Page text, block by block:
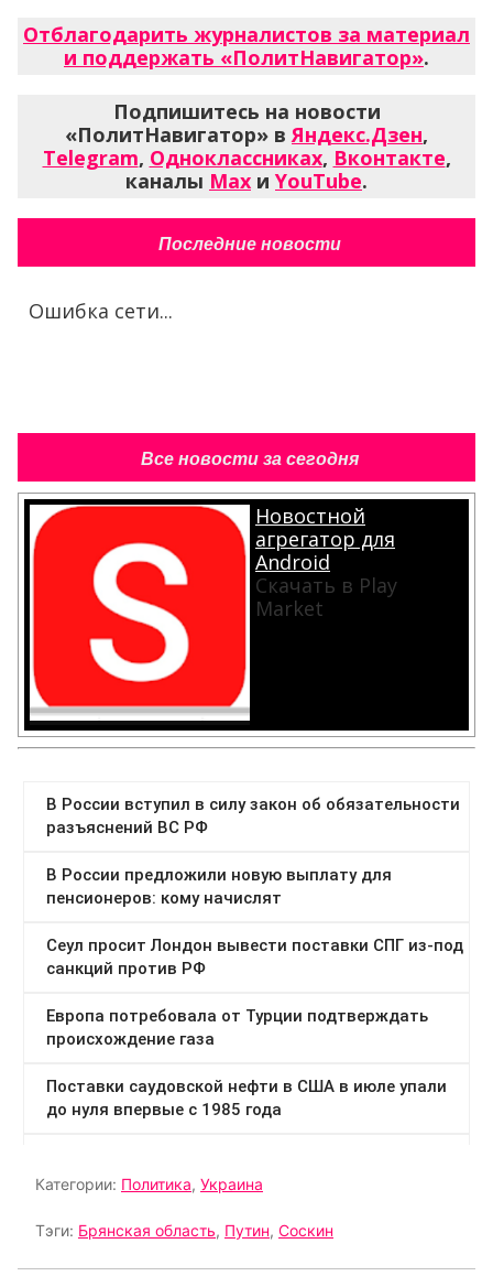
Отблагодарить журналистов за материал
и поддержать «ПолитНавигатор».
Подпишитесь на новости
«ПолитНавигатор» вЯндекс.Дзен,
Telegram, Одноклассниках, Вконтакте,
каналы Max и YouTube.
Последние новости
Ошибка сети...
Все новости за сегодня
Новостной
агрегатор для
Android
Скачать в Play
Market
Категории: Политика, Украина
Тэги: Брянская область, Путин, Соскин